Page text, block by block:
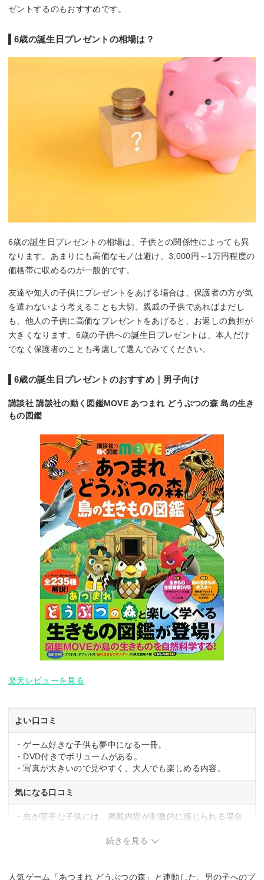
ゼントするのもおすすめです。
6歳の誕生日プレゼントの相場は？
6歳の誕生日プレゼントの相場は、子供との関係性によっても異
なります。あまりにも高価なモノは避け、3,000円～1万円程度の
価格帯に収めるのが一般的です。
友達や知人の子供にプレゼントをあげる場合は、保護者の方が気
を遣わないよう考えることも大切。親戚の子供であればまだし
も、他人の子供に高価なプレゼントをあげると、お返しの負担が
大きくなります。6歳の子供への誕生日プレゼントは、本人だけ
でなく保護者のことも考慮して選んでみてください。
6歳の誕生日プレゼントのおすすめ｜男子向け
講談社 講談社の動く図鑑MOVE あつまれ どうぶつの森 島の生き
もの図鑑
楽天レビューを見る
よい口コミ
・ゲーム好きな子供も夢中になる一冊。
・DVD付きでボリュームがある。
・写真が大きいので見やすく、大人でも楽しめる内容。
気になる口コミ
・虫が苦手な子供には、掲載内容が刺激的に感じられる場合
続きを見る
人気ゲーム「あつまれ どうぶつの森」と連動した、男の子へのプ